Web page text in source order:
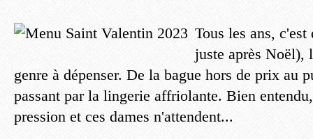
Tous les ans,
juste après Noël),
genre à dépenser. De la bague hors de prix au
passant par la lingerie affriolante. Bien
pression et ces dames n'attendent...